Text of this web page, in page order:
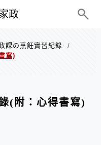
政
課の烹飪實習紀錄
/
寫)
(附：心得書寫)